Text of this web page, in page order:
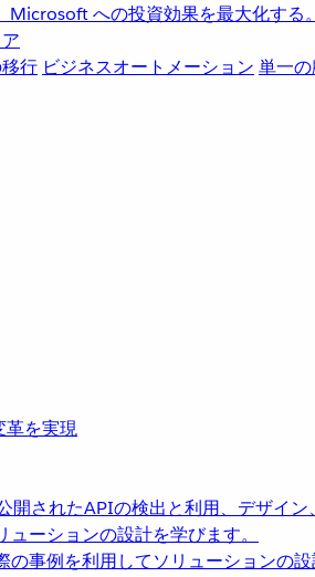
への投資効果を最大化する。
行 ビジネスオートメーション 単一
革を実現
開されたAPIの検出と利用、デザイン
ーションの設計を学びます。
事例を利用してソリューションの設